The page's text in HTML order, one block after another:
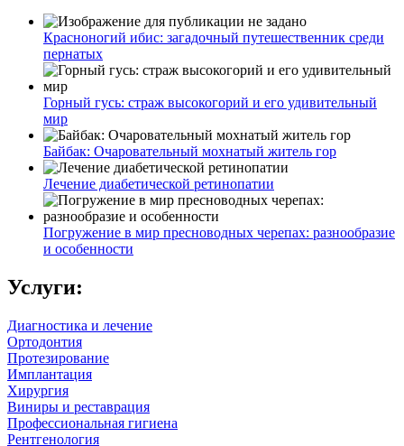
Красноногий ибис: загадочный путешественник среди
пернатых
Горный гусь: страж высокогорий и его удивительный
мир
Байбак: Очаровательный мохнатый житель гор
Лечение диабетической ретинопатии
Погружение в мир пресноводных черепах: разнообразие
и особенности
Услуги:
Диагностика и лечение
Ортодонтия
Протезирование
Имплантация
Хирургия
Виниры и реставрация
Профессиональная гигиена
Рентгенология